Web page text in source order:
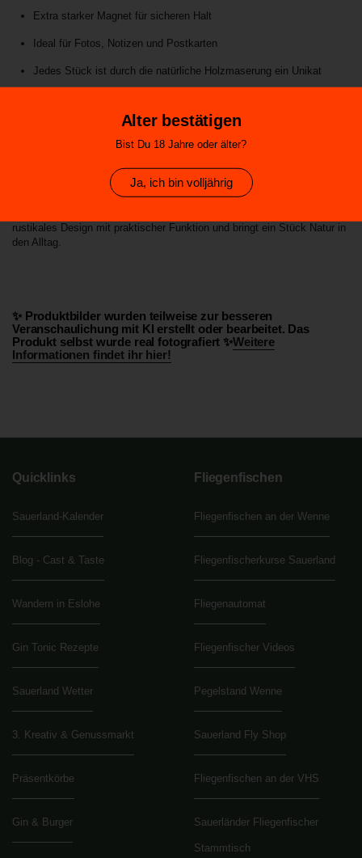
Extra starker Magnet für sicheren Halt
Ideal für Fotos, Notizen und Postkarten
Jedes Stück ist durch die natürliche Holzmaserung ein Unikat
Geschenkidee für Natur- und Jagdfreunde
Ob als kleines Souvenir, Mitbringsel oder Geschenk für Jäger, Waldfans
rustikales Design mit praktischer Funktion und bringt ein Stück Natur in
den Alltag.
✨ Produktbilder wurden teilweise zur besseren
Veranschaulichung mit KI erstellt oder bearbeitet. Das
Produkt selbst wurde real fotografiert ✨Weitere
Informationen findet ihr hier!
Quicklinks
Sauerland-Kalender
Blog - Cast & Taste
Wandern in Eslohe
Gin Tonic Rezepte
Sauerland Wetter
3. Kreativ & Genussmarkt
Präsentkörbe
Gin & Burger
Fliegenfischen
Fliegenfischen an der Wenne
Fliegenfischerkurse Sauerland
Fliegenautomat
Fliegenfischer Videos
Pegelstand Wenne
Sauerland Fly Shop
Fliegenfischen an der VHS
Sauerländer Fliegenfischer
Stammtisch
Alter bestätigen
Bist Du 18 Jahre oder älter?
Ja, ich bin volljährig